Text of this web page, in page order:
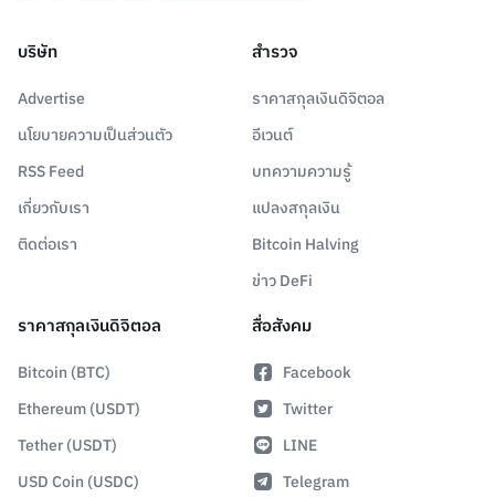
บริษัท
Advertise
นโยบายความเป็นส่วนตัว
RSS Feed
เกี่ยวกับเรา
ติดต่อเรา
สำรวจ
ราคาสกุลเงินดิจิตอล
อีเวนต์
บทความความรู้
แปลงสกุลเงิน
Bitcoin Halving
ข่าว DeFi
ราคาสกุลเงินดิจิตอล
Bitcoin (BTC)
Ethereum (USDT)
Tether (USDT)
USD Coin (USDC)
สื่อสังคม
Facebook
Twitter
LINE
Telegram